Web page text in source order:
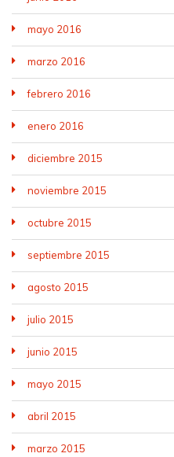
mayo 2016
marzo 2016
febrero 2016
enero 2016
diciembre 2015
noviembre 2015
octubre 2015
septiembre 2015
agosto 2015
julio 2015
junio 2015
mayo 2015
abril 2015
marzo 2015